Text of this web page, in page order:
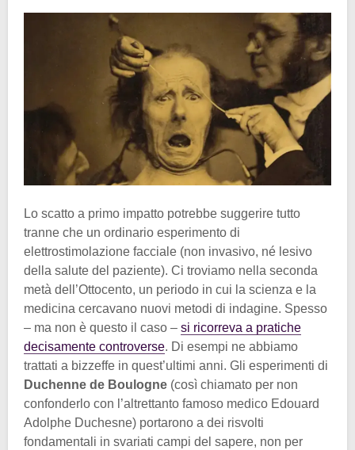
Lo scatto a primo impatto potrebbe suggerire tutto
tranne che un ordinario esperimento di
elettrostimolazione facciale (non invasivo, né lesivo
della salute del paziente). Ci troviamo nella seconda
metà dell’Ottocento, un periodo in cui la scienza e la
medicina cercavano nuovi metodi di indagine. Spesso
– ma non è questo il caso – si ricorreva a pratiche
decisamente controverse. Di esempi ne abbiamo
trattati a bizzeffe in quest’ultimi anni. Gli esperimenti di
Duchenne de Boulogne (così chiamato per non
confonderlo con l’altrettanto famoso medico Edouard
Adolphe Duchesne) portarono a dei risvolti
fondamentali in svariati campi del sapere, non per